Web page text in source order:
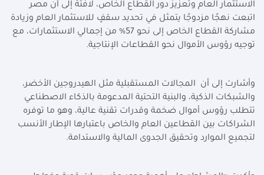
الاستثمار العام وتعزيز دور القطاع الخاص، لافتة إلى أن مصر
اتبعت نهجًا مزدوجًا يتمثل في تحديد سقفٍ للاستثمار العام وزيادة
مشاركة القطاع الخاص إلى نحو 57% من إجمالي الاستثمارات، مع
توجيه رؤوس الأموال نحو القطاعات الإنتاجية.
وأشارت إلى أن المجالات المستقبلية مثل الهيدروجين الأخضر،
والشبكات الذكية، والبنية التحتية المدعومة بالذكاء الاصطناعي
تتطلب رؤوس أموال ضخمة وقدرات تقنية عالية، وهو ما توفره
الشراكات بين القطاعين العام والخاص باعتبارها الإطار الأنسب
لتجميع الموارد وتحقيق الجدوى المالية والاستدامة.